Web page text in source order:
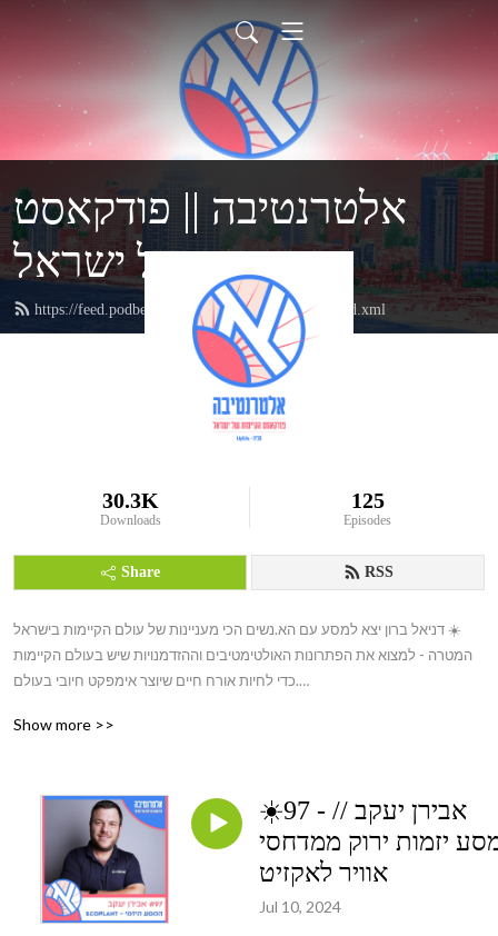
אלטרנטיבה || פודקאסט
הקיימות של ישראל
https://feed.podbean.com/AlternativaByuptous/feed.xml
30.3K
Downloads
125
Episodes
Share RSS
דניאל ברון יצא למסע עם הא.נשים הכי מעניינות של עולם הקיימות בישראל ☀️
המטרה - למצוא את הפתרונות האולטימטיבים וההזדמנויות שיש בעולם הקיימות
כדי לחיות אורח חיים שיוצר אימפקט חיובי בעולם.
👊 קיימות היא תפיסה הוליסטית שניתנת ליישום בכל תחום. בפודקאסט אחשוף
פוליטיקה ועוד, לשיחה אותנטית על כל מה שחשוב.👊
יחד נחקור אורח חיים חדש, בריא ומקיים. איך אפשר להפוך את המציאות שלנו
לטובה יותר?
Show more >>
☀️97 - אבירן יעקב //
יזמות ירוק ממדחסי
אוויר לאקזיט
Jul 10, 2024